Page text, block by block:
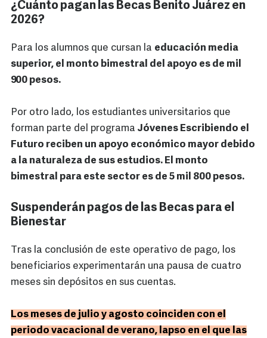
¿Cuánto pagan las Becas Benito Juárez en
2026?
Para los alumnos que cursan la educación media
superior, el monto bimestral del apoyo es de mil
900 pesos.
Por otro lado, los estudiantes universitarios que
forman parte del programa Jóvenes Escribiendo el
Futuro reciben un apoyo económico mayor debido
a la naturaleza de sus estudios. El monto
bimestral para este sector es de 5 mil 800 pesos.
Suspenderán pagos de las Becas para el
Bienestar
Tras la conclusión de este operativo de pago, los
beneficiarios experimentarán una pausa de cuatro
meses sin depósitos en sus cuentas.
Los meses de julio y agosto coinciden con el
periodo vacacional de verano, lapso en el que las